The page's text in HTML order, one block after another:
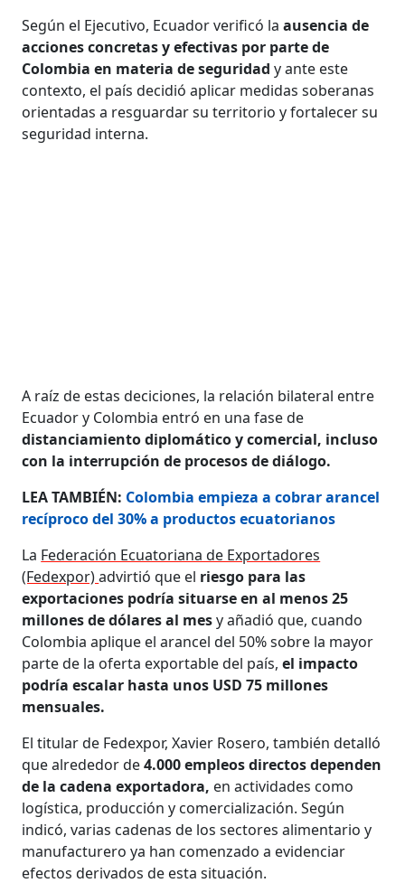
Según el Ejecutivo, Ecuador verificó laausencia de
acciones concretas y efectivas por parte de
Colombia en materia de seguridad y ante este
contexto, el país decidió aplicar medidas soberanas
orientadas a resguardar su territorio y fortalecer su
seguridad interna.
A raíz de estas deciciones, la relación bilateral entre
Ecuador y Colombia entró en una fase de
distanciamiento diplomático y comercial, incluso
con la interrupción de procesos de diálogo.
LEA TAMBIÉN: Colombia empieza a cobrar arancel
recíproco del 30% a productos ecuatorianos
La Federación Ecuatoriana de Exportadores
(Fedexpor)advirtió que el riesgo para las
exportaciones podría situarse en al menos 25
millones de dólares al mesy añadió que, cuando
Colombia aplique el arancel del 50% sobre la mayor
parte de la oferta exportable del país,el impacto
podría escalar hasta unos USD 75 millones
mensuales.
El titular de Fedexpor, Xavier Rosero, también detalló
que alrededor de4.000 empleos directos dependen
de la cadena exportadora, en actividades como
logística, producción y comercialización. Según
indicó, varias cadenas de los sectores alimentario y
manufacturero ya han comenzado a evidenciar
efectos derivados de esta situación.